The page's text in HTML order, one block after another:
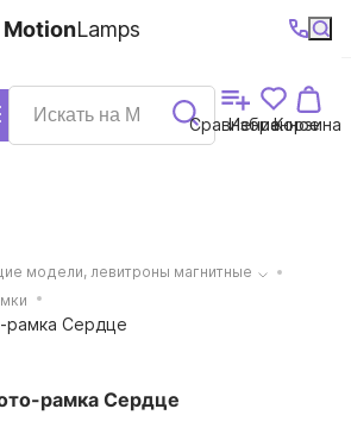
ваш
+7 (495)740-
38-68
График
работы
Каталог Сравнение
Избранное
Корзина
MotionLamps
модели, левитроны магнитные
рамка Сердце
рамка Сердце